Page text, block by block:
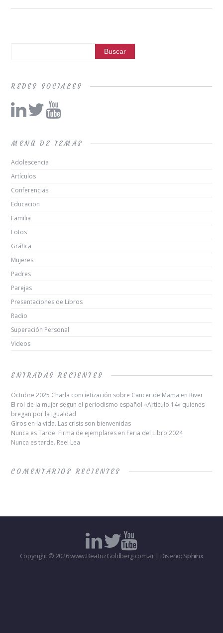
REDES SOCIALES
MENÚ DE TEMAS
Adolescencia
Artículos
Conferencias
Educacion
Familia
Fotos
Gráfica
Mujeres
Padres
Parejas
Presentaciones de Libros
Radio
Superación Personal
Videos
ENTRADAS RECIENTES
Octubre 2025 Charla concietización sobre Cancer de Mama en River
El rol de la mujer segun el periodismo español «Artículo 14» quienes
bregan por la igualdad
Giros en la vida. Las crisis son bienvenidas
Nunca es Tarde. Firma de ejemplares en Feria del Libro 2024
Nunca es tarde. Reel Lea
COMENTARIOS RECIENTES
Copyright © 2026 www.BeatrizGoldberg.com.ar | Diseño: Sphinx